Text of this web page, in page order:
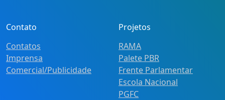
Contato
Contatos
Imprensa
Comercial/Publicidade
Projetos
RAMA
Palete PBR
Frente Parlamentar
Escola Nacional
PGFC